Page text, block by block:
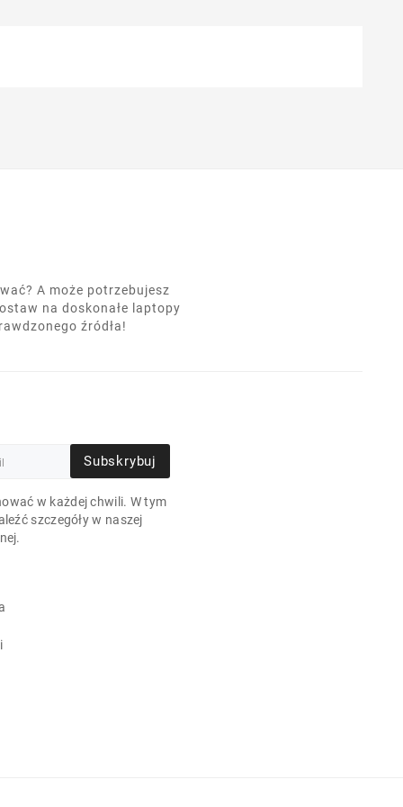
A może potrzebujesz
na doskonałe laptopy
źródła!
Subskrybuj
w każdej chwili. W tym
szczegóły w naszej